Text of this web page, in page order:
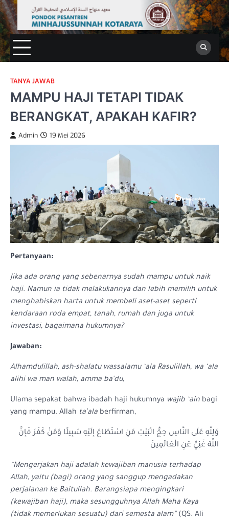
Skip
to
content
TANYA JAWAB
MAMPU HAJI TETAPI TIDAK
BERANGKAT, APAKAH KAFIR?
Admin 19 Mei 2026
Pertanyaan:
Jika ada orang yang sebenarnya sudah mampu untuk naik
haji. Namun ia tidak melakukannya dan lebih memilih untuk
menghabiskan harta untuk membeli aset-aset seperti
kendaraan roda empat, tanah, rumah dan juga untuk
investasi, bagaimana hukumnya?
Jawaban:
Alhamdulillah, ash-shalatu wassalamu ‘ala Rasulillah, wa ‘ala
alihi wa man walah, amma ba’du,
Ulama sepakat bahwa ibadah haji hukumnya wajib ‘ain bagi
yang mampu. Allah ta’ala berfirman,
وَلِلَّهِ عَلَى النَّاسِ حِجُّ الْبَيْتِ مَنِ اسْتَطَاعَ إِلَيْهِ سَبِيلًا وَمَنْ كَفَرَ فَإِنَّ
اللَّهَ غَنِيٌّ عَنِ الْعَالَمِينَ
“Mengerjakan haji adalah kewajiban manusia terhadap
Allah, yaitu (bagi) orang yang sanggup mengadakan
perjalanan ke Baitullah. Barangsiapa mengingkari
(kewajiban haji), maka sesungguhnya Allah Maha Kaya
(tidak memerlukan sesuatu) dari semesta alam”(QS. Ali